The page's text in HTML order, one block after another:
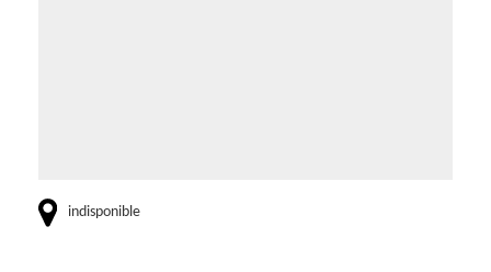
indisponible